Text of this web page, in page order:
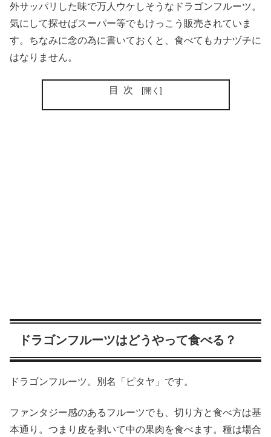
外サッパリした味で万人ウケしそうなドラゴンフルーツ。
気にして探せばスーパー等でもけっこう販売されていま
す。ちなみに念の為に書いておくと、食べてもカナヅチに
はなりません。
目次
ドラゴンフルーツはどうやって食べる？
ドラゴンフルーツ。別名「ピタヤ」です。
ファンタジー感のあるフルーツでも、切り方と食べ方は基
本通り。つまり皮を剥いて中の果肉を食べます。種は場合